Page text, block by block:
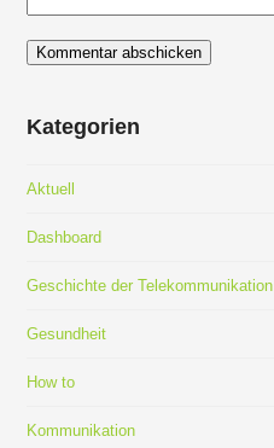
Kategorien
Aktuell
Dashboard
Geschichte der Telekommunikation
Gesundheit
How to
Kommunikation